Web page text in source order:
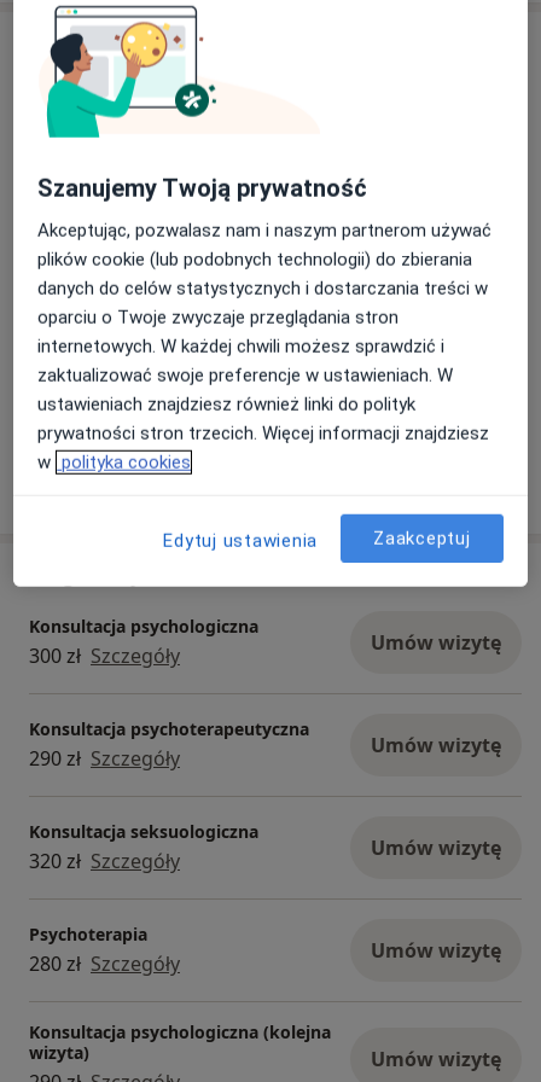
Aktualności
mgr Ewa Gawęda-Soboń
Umów się na konsultację w gabinecie lub poradę
ustalimy dogodny termin.
15/11/2024
Konsultacja psychologiczna
300 zł Szczegóły Umów wizytę
Konsultacja psychoterapeutyczna
290 zł Szczegóły Umów wizytę
Konsultacja seksuologiczna
320 zł Szczegóły Umów wizytę
Psychoterapia
280 zł Szczegóły Umów wizytę
Konsultacja psychologiczna (kolejna
wizyta)
Umów wizytę
Szanujemy Twoją prywatność
Akceptując, pozwalasz nam i naszym partnerom używać
plików cookie (lub podobnych technologii) do zbierania
danych do celów statystycznych i dostarczania treści w
oparciu o Twoje zwyczaje przeglądania stron
internetowych. W każdej chwili możesz sprawdzić i
zaktualizować swoje preferencje w ustawieniach. W
ustawieniach znajdziesz również linki do polityk
prywatności stron trzecich. Więcej informacji znajdziesz
w polityka cookies
Edytuj ustawienia Zaakceptuj